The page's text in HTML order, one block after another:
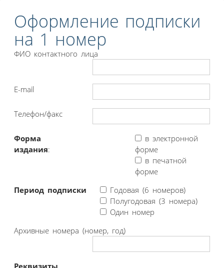
Оформление подписки
на 1 номер
ФИО контактного лица
E-mail
Телефон/факс
Форма
издания:
в электронной
форме
в печатной
форме
Период подписки
Годовая (6 номеров)
Полугодовая (3 номера)
Один номер
Архивные номера (номер, год)